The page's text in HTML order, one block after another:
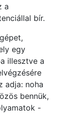
a
bír.
egy
illesztve a
adja: noha
bennük,
-